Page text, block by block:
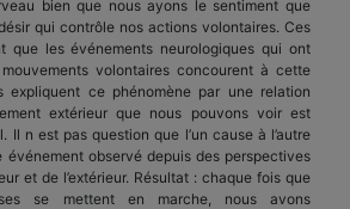
bien que nous ayons le sentiment que
qui contrôle nos actions volontaires. Ces
que les événements neurologiques qui ont
volontaires concourent à cette
expliquent ce phénomène par une relation
extérieur que nous pouvons voir est
Il n est pas question que l’un cause à l’autre
événement observé depuis des perspectives
et de l’extérieur. Résultat : chaque fois que
se mettent en marche, nous avons